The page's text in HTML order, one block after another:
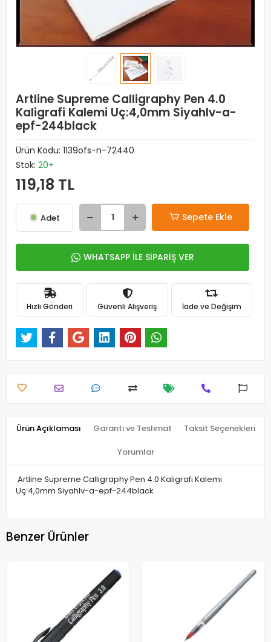
Artline Supreme Calligraphy Pen 4.0
Kaligrafi Kalemi Uç:4,0mm Siyahlv-a-
epf-244black
Ürün Kodu: 1139ofs-n-72440
Stok: 20+
119,18 TL
Adet Sepete Ekle
WHATSAPP İLE SİPARİŞ VER
Hızlı Gönderi Güvenli Alışveriş İade ve Değişim
Ürün Açıklaması Garanti ve Teslimat Taksit Seçenekleri
Yorumlar
Artline Supreme Calligraphy Pen 4.0 Kaligrafi Kalemi
Uç:4,0mm Siyahlv-a-epf-244black
Benzer Ürünler